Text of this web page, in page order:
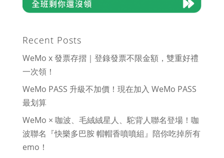
Recent Posts
WeMo x 發票存摺｜登錄發票不限金額，雙重好禮
一次領！
WeMo PASS 升級不加價！現在加入 WeMo PASS
最划算
WeMo × 咖波、毛絨絨星人、駝背人聯名登場！咖
波聯名『快樂多巴胺 帽帽香噴噴組』陪你吃掉所有
emo！